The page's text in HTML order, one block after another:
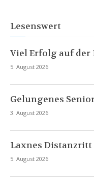
Lesenswert
Viel Erfolg auf der
5. August 2026
Gelungenes
3. August 2026
Laxnes Distanzritt
5. August 2026